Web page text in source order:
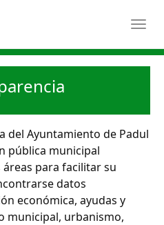
del Ayuntamiento de Padul
pública municipal
para facilitar su
datos
económica, ayudas y
municipal, urbanismo,